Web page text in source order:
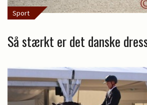
Sport
Så stærkt er det danske